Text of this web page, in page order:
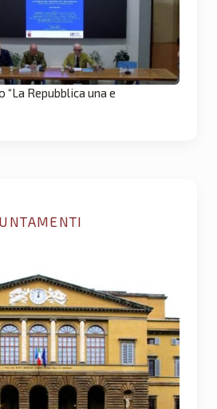
“La Repubblica una e